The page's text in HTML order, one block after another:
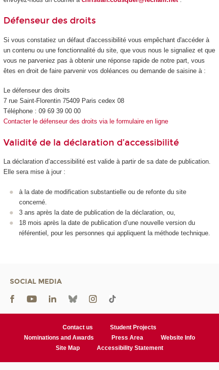
Défenseur des droits
Si vous constatiez un défaut d'accessibilité vous empêchant d'accéder à
un contenu ou une fonctionnalité du site, que vous nous le signaliez et que
vous ne parveniez pas à obtenir une réponse rapide de notre part, vous
êtes en droit de faire parvenir vos doléances ou demande de saisine à :
Le défenseur des droits
7 rue Saint-Florentin 75409 Paris cedex 08
Téléphone : 09 69 39 00 00
Contacter le défenseur des droits via le formulaire en ligne
Validité de la déclaration d’accessibilité
La déclaration d’accessibilité est valide à partir de sa date de publication.
Elle sera mise à jour :
à la date de modification substantielle ou de refonte du site
concerné.
3 ans après la date de publication de la déclaration, ou,
18 mois après la date de publication d’une nouvelle version du
référentiel, pour les personnes qui appliquent la méthode technique.
SOCIAL MEDIA
Contact us
Student Projects
Nominations and Awards
Press Area
Website Info
Site Map
Accessibility Statement